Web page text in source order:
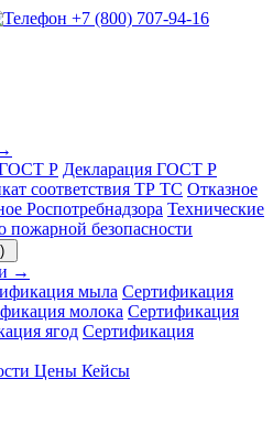
+7 (800) 707-94-16
ГОСТ Р Декларация ГОСТ Р
соответствия ТР ТС Отказное
Роспотребнадзора Технические
пожарной безопасности
→
мыла Сертификация
молока Сертификация
ягод Сертификация
Цены Кейсы